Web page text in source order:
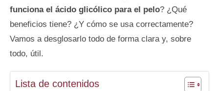
funciona el ácido glicólico para el pelo? ¿Qué
beneficios tiene? ¿Y cómo se usa correctamente?
Vamos a desglosarlo todo de forma clara y, sobre
todo, útil.
Lista de contenidos